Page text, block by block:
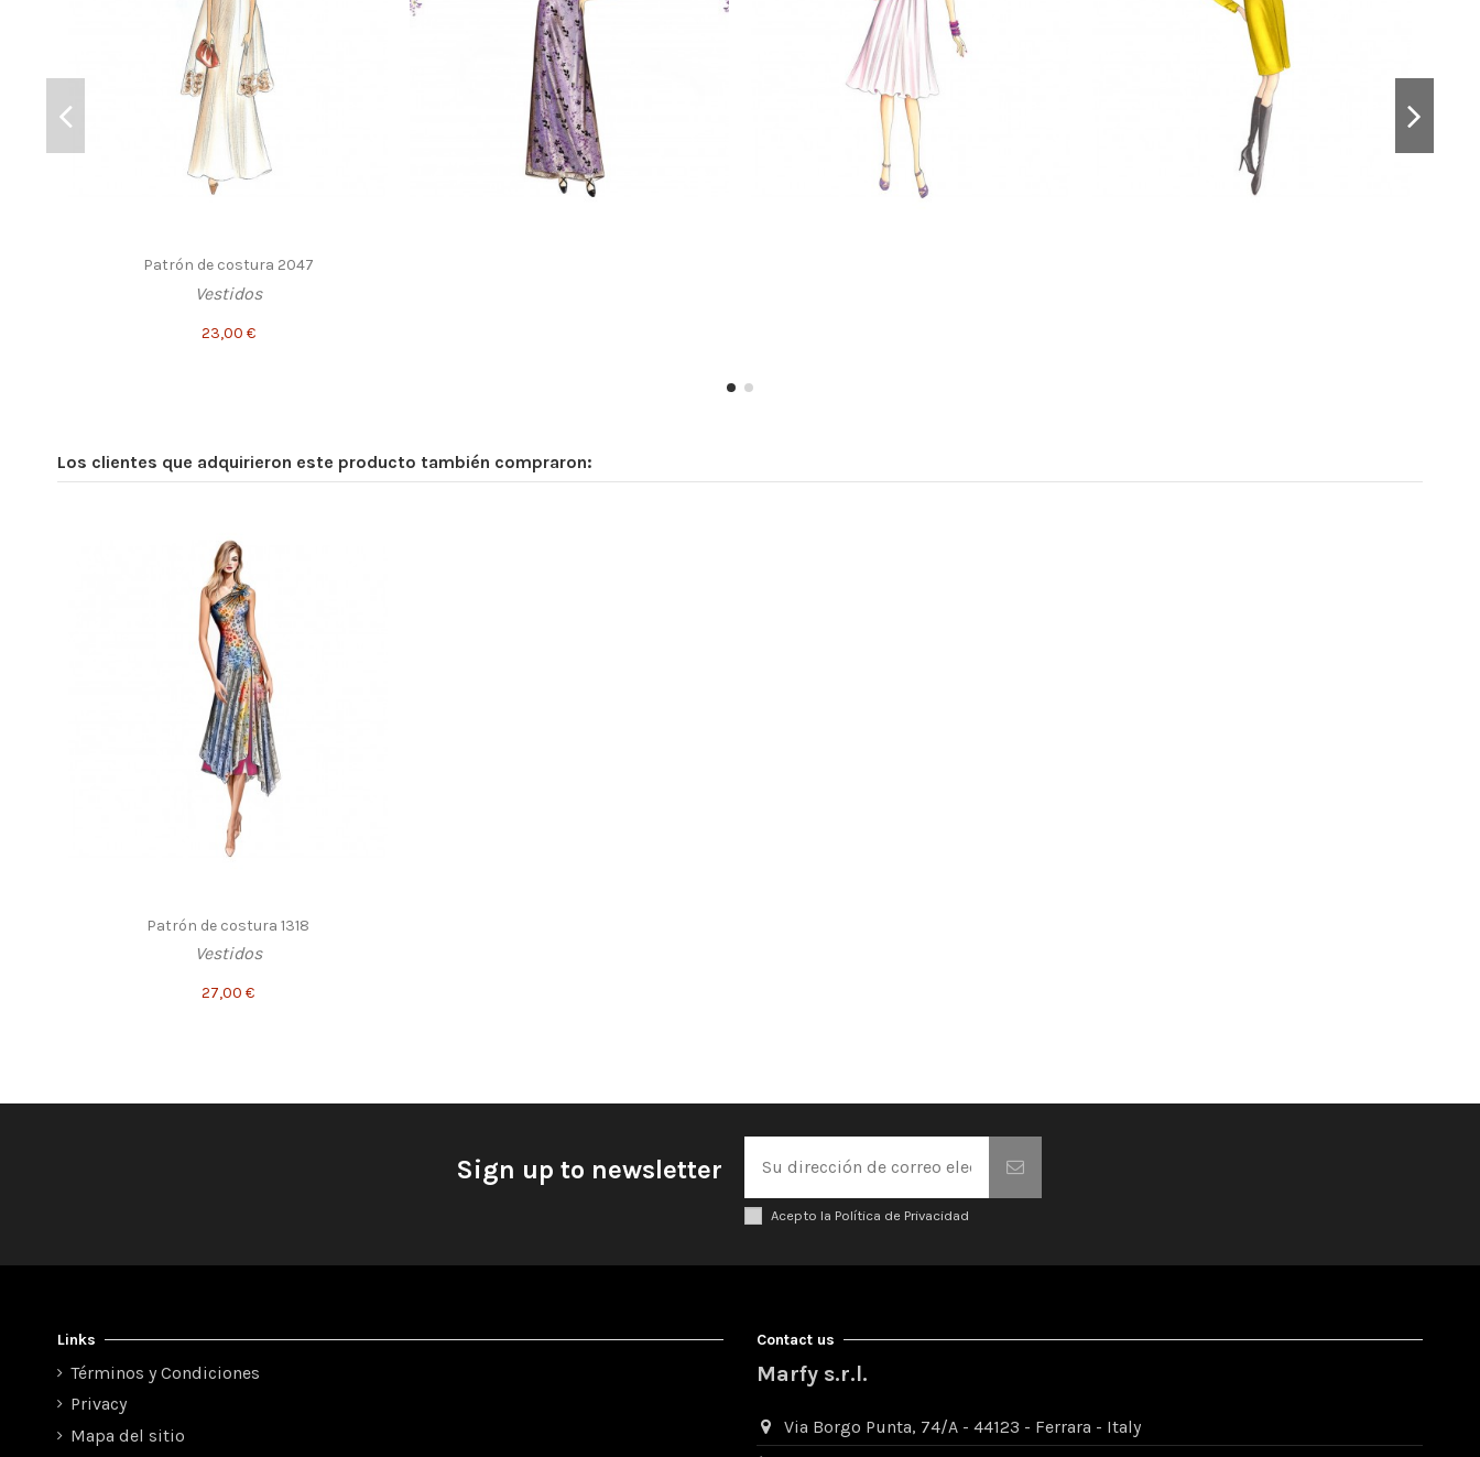
Patrón de costura 2047
Vestidos
23,00 €
Los clientes que adquirieron este producto también compraron:
Patrón de costura 1318
Vestidos
27,00 €
Sign up to newsletter
Acepto la Política de Privacidad
Links
Términos y Condiciones
Privacy
Mapa del sitio
Contact us
Marfy s.r.l.
Via Borgo Punta, 74/A - 44123 - Ferrara - Italy